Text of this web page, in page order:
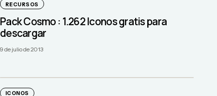
RECURSOS
Pack Cosmo : 1.262 Iconos gratis para
descargar
9 de julio de 2013
ICONOS